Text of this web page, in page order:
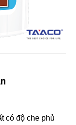
có độ che phủ